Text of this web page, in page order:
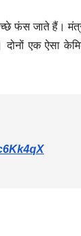
फंस जाते हैं।
दोनों एक ऐसा